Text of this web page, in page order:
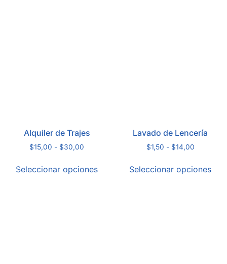
Alquiler de Trajes
$15,00 - $30,00
Seleccionar opciones
Lavado de Lencería
$1,50 - $14,00
Seleccionar opciones